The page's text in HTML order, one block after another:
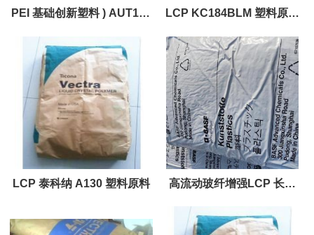
PEI 基础创新塑料 ) AUT195 LCP KC184BLM 塑料原料
塑料原料
LCP 泰科纳 A130 塑料原料 高流动玻纤增强LCP 长春